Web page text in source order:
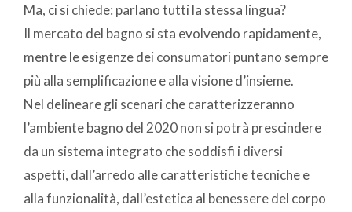
Ma, ci si chiede: parlano tutti la stessa lingua?
Il mercato del bagno si sta evolvendo rapidamente,
mentre le esigenze dei consumatori puntano sempre
più alla semplificazione e alla visione d’insieme.
Nel delineare gli scenari che caratterizzeranno
l’ambiente bagno del 2020 non si potrà prescindere
da un sistema integrato che soddisfi i diversi
aspetti, dall’arredo alle caratteristiche tecniche e
alla funzionalità, dall’estetica al benessere del corpo